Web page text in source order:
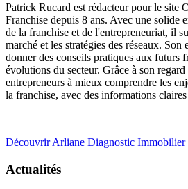
Patrick Rucard est rédacteur pour le site
Franchise depuis 8 ans. Avec une solide
de la franchise et de l'entrepreneuriat, il
marché et les stratégies des réseaux. Son
donner des conseils pratiques aux futurs
évolutions du secteur. Grâce à son
entrepreneurs à mieux comprendre les
la franchise, avec des informations
Découvrir Arliane Diagnostic Immobilier
Actualités